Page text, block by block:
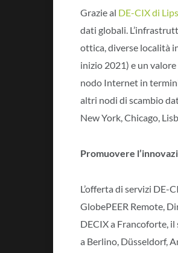
Grazie al DE-CIX di
dati globali.
ottica, diverse località
inizio 2021) e un
nodo Internet in
altri nodi di scambio
New York, Chicago,
Promuovere
L’offerta di servizi DE-
GlobePEER Remote,
DECIX a Francoforte,
a Berlino, Düsseldorf,